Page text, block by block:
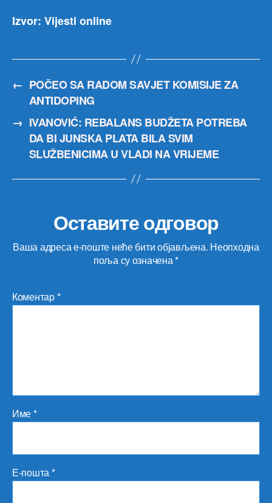
Izvor: Vijesti online
← POČEO SA RADOM SAVJET KOMISIJE ZA
ANTIDOPING
→ IVANOVIĆ: REBALANS BUDŽETA POTREBA
DA BI JUNSKA PLATA BILA SVIM
SLUŽBENICIMA U VLADI NA VRIJEME
Оставите одговор
Ваша адреса е-поште неће бити објављена. Неопходна
поља су означена*
Коментар*
Име*
Е-пошта*